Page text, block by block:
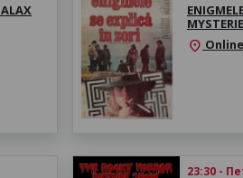
location_on Online
23:30 -